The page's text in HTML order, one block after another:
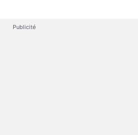
Publicité